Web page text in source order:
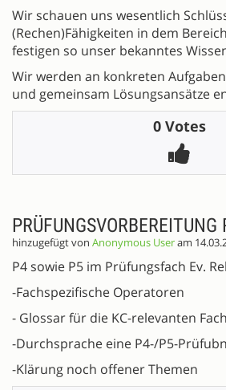
Wir schauen uns wesentlich
(Rechen)Fähigkeiten in dem
festigen so unser bekanntes
Wir werden an konkreten
und gemeinsam Lösungsansätze
0 Votes
PRÜFUNGSVORBEREITUNG
hinzugefügt von Anonymous Useram
P4 sowie P5 im Prüfungsfach Ev.
-Fachspezifische Operatoren
- Glossar für die KC-relevanten
-Durchsprache eine P4-/P5-
-Klärung noch offener Themen